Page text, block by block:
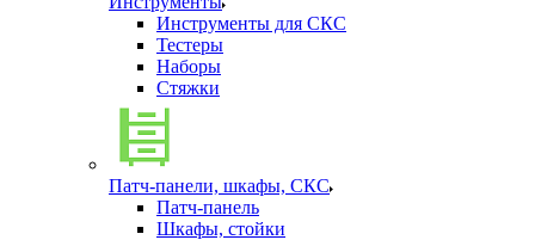
Инструменты для СКС
Тестеры
Наборы
Стяжки
Патч-панели, шкафы, СКС
Патч-панель
Шкафы, стойки